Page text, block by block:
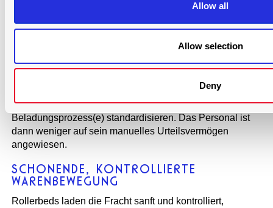
Allow all
Allow selection
Deny
planen, da sie Paletten und ULDs einheitlich ausrichten
können. Diese einheitliche, präzise Beladung ermöglicht
sie sich während des Transports weniger verschiebt.
WENIGER MENSCHLICHE FEHLER UND
Mit Rollerbeds können Bediener den/die
Beladungsprozess(e) standardisieren. Das Personal ist
dann weniger auf sein manuelles Urteilsvermögen
angewiesen.
SCHONENDE, KONTROLLIERTE
WARENBEWEGUNG
Rollerbeds laden die Fracht sanft und kontrolliert,